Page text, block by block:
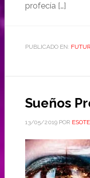
profecía […]
PUBLICADO EN:
Sueños
13/05/2019POR